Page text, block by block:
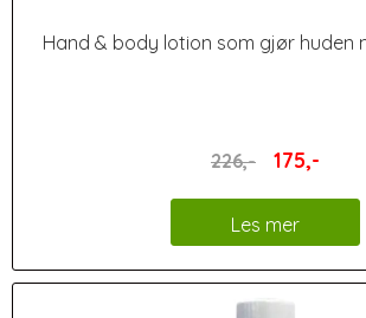
Hand & body lotion som gjør huden
226,- 175,-
Les mer